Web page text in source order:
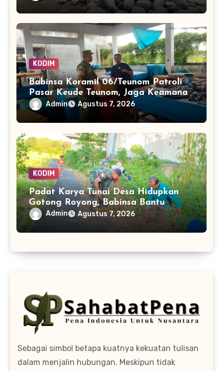
KODIM
Babinsa Koramil 06/Teunom Patroli
Pasar Keude Teunom, Jaga Keamanan
dan Kenyamanan Aktivitas Warga
Admin Agustus 7, 2026
KODIM
Padat Karya Tunai Desa Hidupkan
Gotong Royong, Babinsa Bantu
Bersihkan Akses Warga
Admin Agustus 7, 2026
Sebagai simbol betapa kuatnya kekuatan tulisan
dalam menjalin hubungan. Meskipun tidak